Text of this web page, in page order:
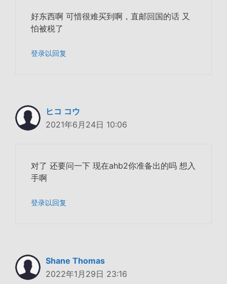
好东西啊 可惜很难买到啊，直邮回国的话 又
怕被税了
登录以回复
ヒコ コウ
2021年6月24日 10:06
对了 还要问一下 现在ahb2你准备出的吗 想入
手啊
登录以回复
Shane Thomas
2022年1月29日 23:16